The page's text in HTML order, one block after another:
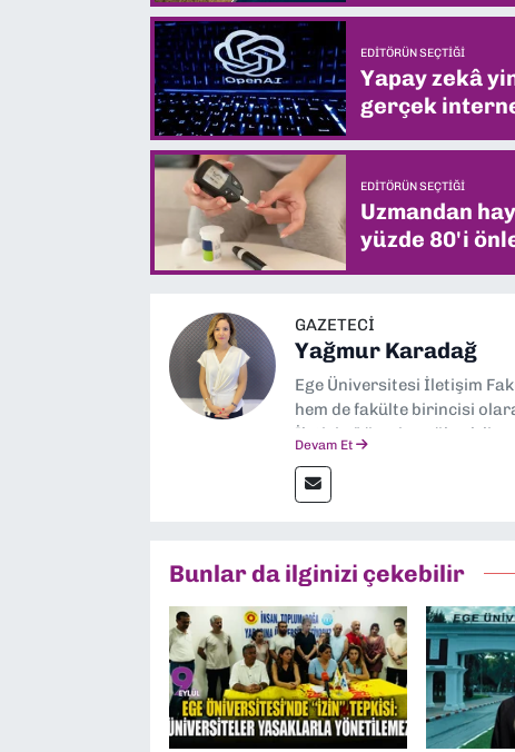
EDITÖRÜN SEÇTIĞI
Yapay zekâ
gerçek
EDITÖRÜN SEÇTIĞI
Uzmandan
yüzde 80'i
GAZETECI
Yağmur Karadağ
Ege Üniversitesi İletişim
hem de fakülte birincisi
İletişim” üzerine yüksek
“Haber Müdürü” olarak
çalışmalar yapıyorum
Devam Et
Bunlar da ilginizi çekebilir